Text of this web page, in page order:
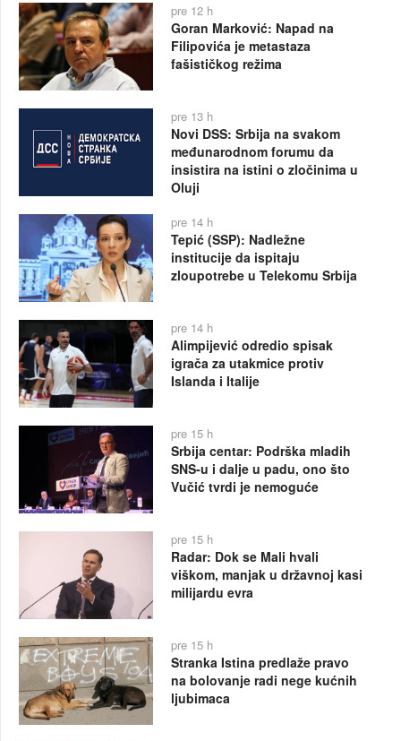
pre 12 h
Goran Marković: Napad na
Filipovića je metastaza
fašističkog režima
pre 13 h
Novi DSS: Srbija na svakom
međunarodnom forumu da
insistira na istini o zločinima u
Oluji
pre 14 h
Tepić (SSP): Nadležne
institucije da ispitaju
zloupotrebe u Telekomu Srbija
pre 14 h
Alimpijević odredio spisak
igrača za utakmice protiv
Islanda i Italije
pre 15 h
Srbija centar: Podrška mladih
SNS-u i dalje u padu, ono što
Vučić tvrdi je nemoguće
pre 15 h
Radar: Dok se Mali hvali
viškom, manjak u državnoj kasi
milijardu evra
pre 15 h
Stranka Istina predlaže pravo
na bolovanje radi nege kućnih
ljubimaca